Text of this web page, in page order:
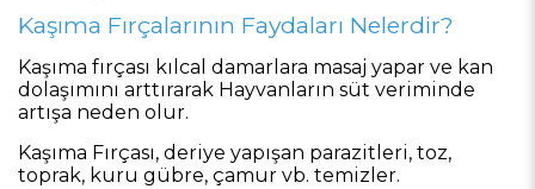
Kaşıma Fırçalarının Faydaları Nelerdir?
Kaşıma fırçası kılcal damarlara masaj yapar ve kan
dolaşımını arttırarak Hayvanların süt veriminde
artışa neden olur.
Kaşıma Fırçası, deriye yapışan parazitleri, toz,
toprak, kuru gübre, çamur vb. temizler.